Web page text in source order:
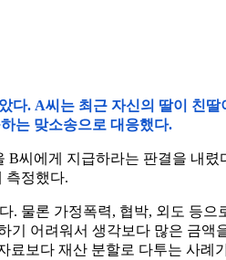
다. A씨는 최근 자신의 딸이 친딸
는 맞소송으로 대응했다.
씨에게 지급하라는 판결을 내렸
측정했다.
. 물론 가정폭력, 협박, 외도 등으
기 어려워서 생각보다 많은 금액
료보다 재산 분할로 다투는 사례